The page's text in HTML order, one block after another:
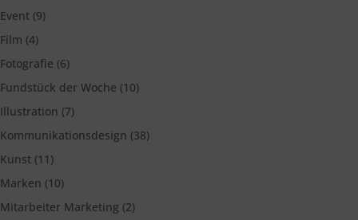
Event (9)
Film (4)
Fotografie (6)
Fundstück der Woche (10)
Illustration (7)
Kommunikationsdesign (38)
Kunst (11)
Marken (10)
Mitarbeiter Marketing (2)